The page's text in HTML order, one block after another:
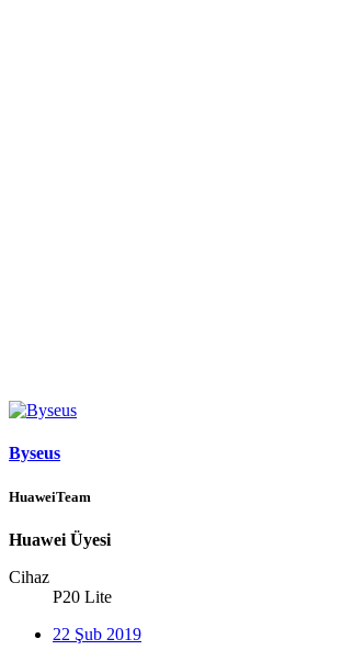
Byseus
HuaweiTeam
Huawei Üyesi
Cihaz
P20 Lite
22 Şub 2019